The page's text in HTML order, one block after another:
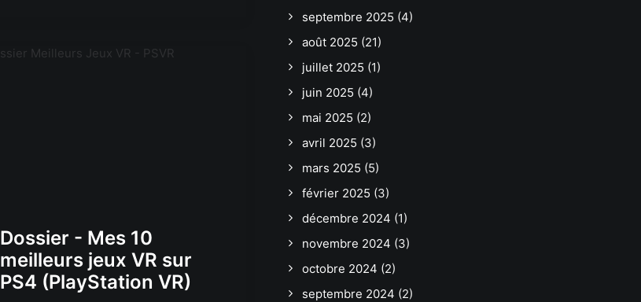
Dossier - Mes 10
meilleurs jeux VR sur
PS4 (PlayStation VR)
septembre 2025 (4)
août 2025 (21)
juillet 2025 (1)
juin 2025 (4)
mai 2025 (2)
avril 2025 (3)
mars 2025 (5)
février 2025 (3)
décembre 2024 (1)
novembre 2024 (3)
octobre 2024 (2)
septembre 2024 (2)